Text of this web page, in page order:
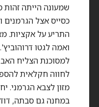
שמעונה הייתה זהות
כסייס אצל הגרמנים
התריע על אקציות.
ואמה לגטו
למסוכנת הצליח
לחווה חקלאית
מזון לצבא הגרמני.
במחנה גם סבתה,